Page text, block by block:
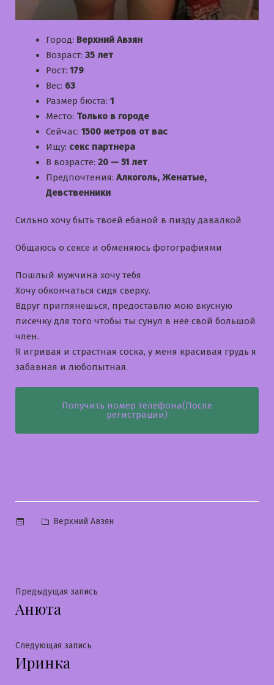
Город: Верхний Авзян
Возраст: 35 лет
Рост: 179
Вес: 63
Размер бюста: 1
Место: Только в городе
Сейчас: 1500 метров от вас
Ищу: секс партнера
В возрасте: 20 — 51 лет
Предпочтения: Алкоголь, Женатые,
Девственники
Сильно хочу быть твоей ебаной в пизду давалкой
Общаюсь о сексе и обменяюсь фотографиями
Пошлый мужчина хочу тебя
Хочу обкончаться сидя сверху.
Вдруг приглянешься, предоставлю мою вкусную
писечку для того чтобы ты сунул в нее свой большой
член.
Я игривая и страстная соска, у меня красивая грудь я
забавная и любопытная.
Получить номер телефона(После
регистрации)
Опубликовано
Верхний Авзян
Навигация
по
записям
Предыдущая запись
Анюта
Следующая запись
Иринка